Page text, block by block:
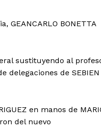
GEANCARLO BONETTA
sustituyendo al
delegaciones de SEBIEN
en manos de
del nuevo